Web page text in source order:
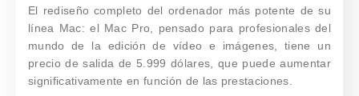
El rediseño completo del ordenador más potente de su
línea Mac: el Mac Pro, pensado para profesionales del
mundo de la edición de vídeo e imágenes, tiene un
precio de salida de 5.999 dólares, que puede aumentar
significativamente en función de las prestaciones.